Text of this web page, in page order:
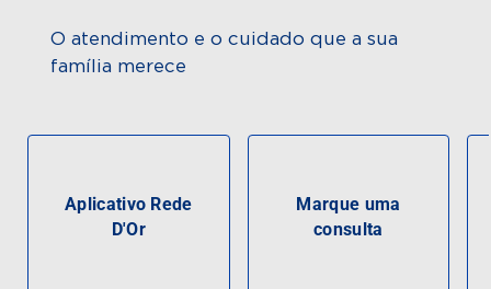
O atendimento e o cuidado que a sua
família merece
Aplicativo Rede
D'Or
Marque uma
consulta